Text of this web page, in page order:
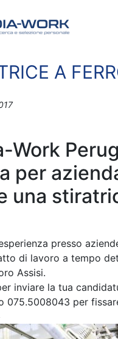
A
Work
per
una
presso
di lavoro a tempo
Assisi.
inviare la tua
075.5008043 per